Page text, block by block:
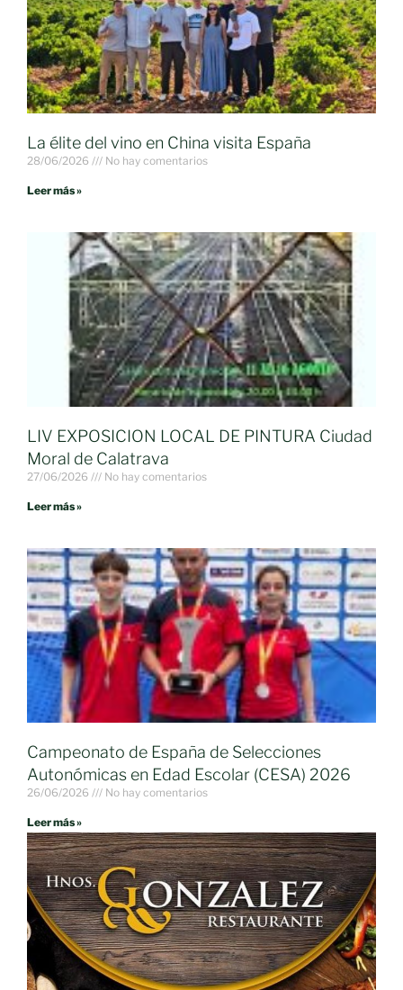
La élite del vino en China visita España
28/06/2026 No hay comentarios
Leer más »
LIV EXPOSICION LOCAL DE PINTURA Ciudad
Moral de Calatrava
27/06/2026 No hay comentarios
Leer más »
Campeonato de España de Selecciones
Autonómicas en Edad Escolar (CESA) 2026
26/06/2026 No hay comentarios
Leer más »